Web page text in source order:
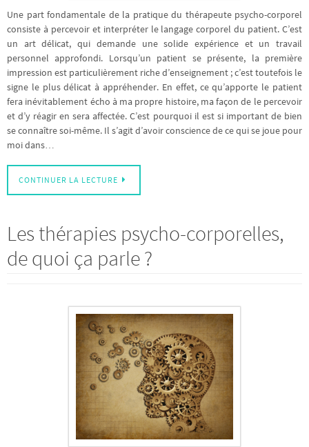
Une part fondamentale de la pratique du thérapeute psycho-corporel
consiste à percevoir et interpréter le langage corporel du patient. C’est
un art délicat, qui demande une solide expérience et un travail
personnel approfondi. Lorsqu’un patient se présente, la première
impression est particulièrement riche d’enseignement ; c’est toutefois le
signe le plus délicat à appréhender. En effet, ce qu’apporte le patient
fera inévitablement écho à ma propre histoire, ma façon de le percevoir
et d’y réagir en sera affectée. C’est pourquoi il est si important de bien
se connaître soi-même. Il s’agit d’avoir conscience de ce qui se joue pour
moi dans…
CONTINUER LA LECTURE
Les thérapies psycho-corporelles,
de quoi ça parle ?